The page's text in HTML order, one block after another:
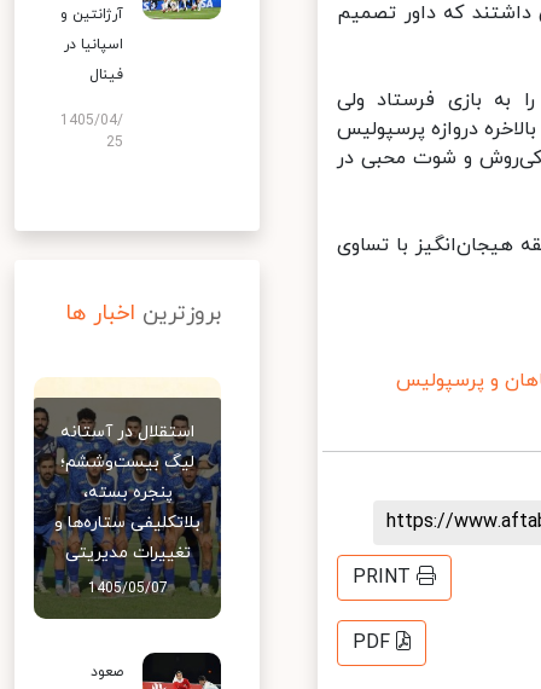
که داور تصمیم
به بازی فرستاد ولی
این تیم برای تهدید دروازه پرسپولیس کافی نبود. در دقیقه ۸۷ بالاخره دروازه پرسپولیس
کی‌روش و شوت محبی در
با تساوی
و پرسپولیس
https://
PRINT
PDF
آرژانتین و
اسپانیا در
فینال
1405/04/
25
بروزترین اخبار ها
استقلال در آستانه
لیگ بیست‌وششم؛
پنجره بسته،
بلاتکلیفی ستاره‌ها و
تغییرات مدیریتی
1405/05/07
صعود